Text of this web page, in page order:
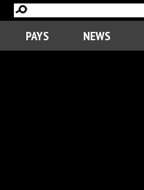
PAYS NEWS